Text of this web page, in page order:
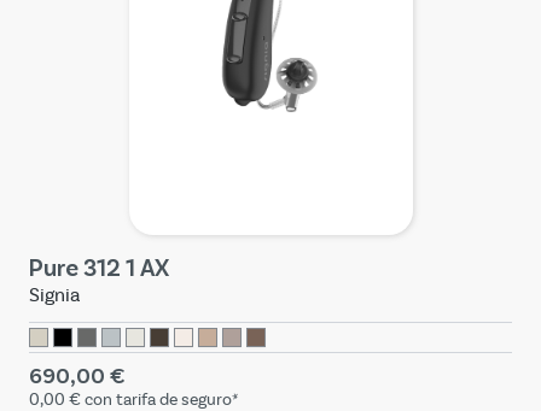
Pure 312 1 AX
Signia
690,00 €
0,00 €con tarifa de seguro*